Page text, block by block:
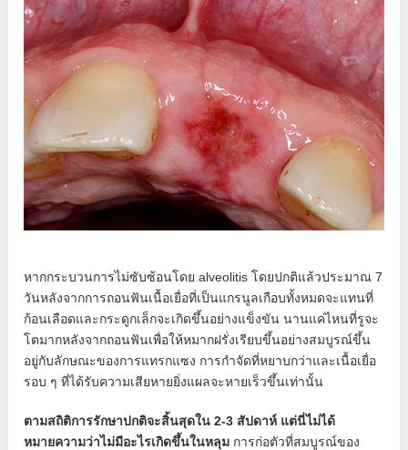
หากกระบวนการไม่ซับซ้อนโดย alveolitis โดยปกติแล้วประมาณ 7
วันหลังจากการถอนฟันเนื้อเยื่อที่เป็นแกรนูลเกือบทั้งหมดจะแทนที่
ก้อนเลือดและกระดูกเล็กจะเกิดขึ้นอย่างแข็งขัน นานแค่ไหนที่รูจะ
โตมากหลังจากถอนฟันเพื่อให้หมากฝรั่งเรียบขึ้นอย่างสมบูรณ์ขึ้น
อยู่กับลักษณะของการแทรกแซง การกำจัดที่หยาบกว่าและเนื้อเยื่อ
รอบ ๆ ที่ได้รับความเสียหายยิ่งแผลจะหายเร็วขึ้นเท่านั้น
ตามสถิติการรักษาปกติจะสิ้นสุดใน 2-3 สัปดาห์ แต่นี่ไม่ได้
หมายความว่าไม่มีอะไรเกิดขึ้นในหลุม การก่อตัวที่สมบูรณ์ของ